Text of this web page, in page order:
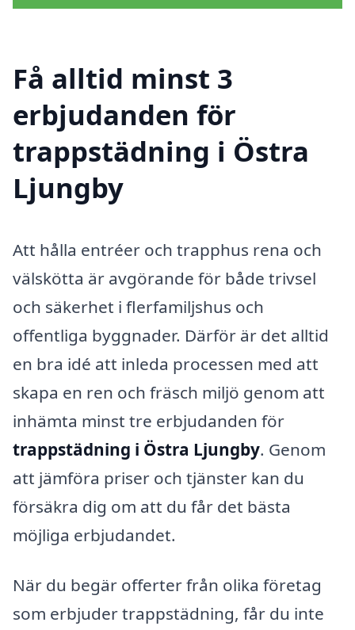
Få alltid minst 3
erbjudanden för
trappstädning i Östra
Ljungby
Att hålla entréer och trapphus rena och
välskötta är avgörande för både trivsel
och säkerhet i flerfamiljshus och
offentliga byggnader. Därför är det alltid
en bra idé att inleda processen med att
skapa en ren och fräsch miljö genom att
inhämta minst tre erbjudanden för
trappstädning i Östra Ljungby. Genom
att jämföra priser och tjänster kan du
försäkra dig om att du får det bästa
möjliga erbjudandet.
När du begär offerter från olika företag
som erbjuder trappstädning, får du inte